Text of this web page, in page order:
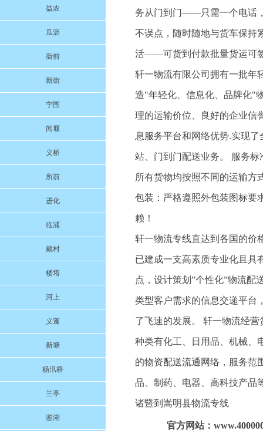
益农
瓜沥
衙前
新街
宁围
闻堰
义桥
所前
进化
临浦
戴村
楼塔
河上
义蓬
新塘
杨汛桥
兰亭
鉴湖
务从门到门——只需一个电话
不误点，随时随地与货车保
活——可货到付款批量货运可
轩一物流有限公司拥有一批年
造"年轻化、信息化、品牌化"
理的运输价位、良好的企业信
息服务平台和网络优势.实现
站、门到门配送业务。 服务
所有货物均按照不同的运输方
包装：严格遵照外包装图标要
赖！
轩一物流专线直达到各国的价
已建成一支高素质专业化且具
点，设计策划”个性化”物流配
类型客户需求的信息交递平台
了飞速的发展。 轩一物流经
种类有化工、日用品、机械、
的物资配送流通网络，服务范
品、制药、电器、高科技产品
诸暨到嵩明县物流专线
官方网站：